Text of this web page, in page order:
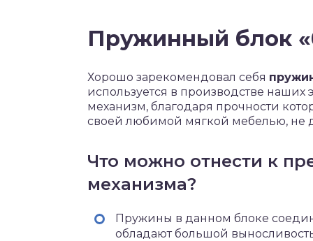
Пружинный блок
Хорошо зарекомендовал себя
используется в производстве
механизм, благодаря прочности
своей любимой мягкой мебелью, не
Что можно отнести к
механизма?
Пружины в данном блоке
обладают большой